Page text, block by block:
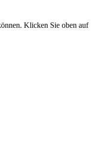
Klicken Sie oben auf